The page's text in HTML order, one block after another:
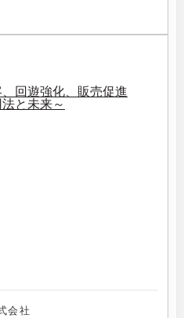
回遊強化、販売促進
と未来～
会社